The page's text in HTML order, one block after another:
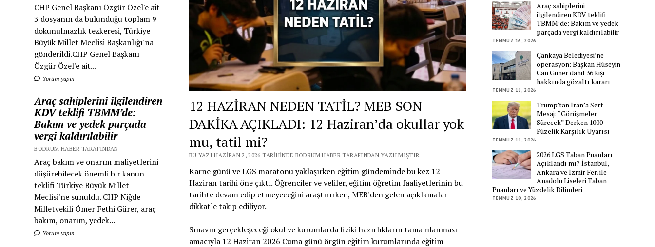
CHP Genel Başkanı Özgür Özel'e ait
3 dosyanın da bulunduğu toplam 9
dokunulmazlık tezkeresi, Türkiye
Büyük Millet Meclisi Başkanlığı'na
gönderildi.CHP Genel Başkanı
Özgür Özel'e ait...
Yorum yapın
Araç sahiplerini ilgilendiren
KDV teklifi TBMM’de:
Bakım ve yedek parçada
vergi kaldırılabilir
BODRUM HABER TARAFINDAN
Araç bakım ve onarım maliyetlerini
düşürebilecek önemli bir kanun
teklifi Türkiye Büyük Millet
Meclisi'ne sunuldu. CHP Niğde
Milletvekili Ömer Fethi Gürer, araç
bakım, onarım, yedek...
Yorum yapın
12 HAZİRAN NEDEN TATİL? MEB SON
DAKİKA AÇIKLADI: 12 Haziran’da okullar yok
mu, tatil mi?
BU YAZI HAZIRAN 2, 2026 TARIHINDE BODRUM HABER TARAFINDAN YAZILMIŞTIR.
Karne günü ve LGS maratonu yaklaşırken eğitim gündeminde bu kez 12
Haziran tarihi öne çıktı. Öğrenciler ve veliler, eğitim öğretim faaliyetlerinin bu
tarihte devam edip etmeyeceğini araştırırken, MEB'den gelen açıklamalar
dikkatle takip ediliyor.
Sınavın gerçekleşeceği okul ve kurumlarda fiziki hazırlıkların tamamlanması
amacıyla 12 Haziran 2026 Cuma günü örgün eğitim kurumlarında eğitim
Araç sahiplerini
ilgilendiren KDV teklifi
TBMM’de: Bakım ve yedek
parçada vergi kaldırılabilir
TEMMUZ 16, 2026
Çankaya Belediyesi’ne
operasyon: Başkan Hüseyin
Can Güner dahil 36 kişi
hakkında gözaltı kararı
TEMMUZ 11, 2026
Trump’tan İran’a Sert
Mesaj: “Görüşmeler
Sürecek” Derken 1000
Füzelik Karşılık Uyarısı
TEMMUZ 11, 2026
2026 LGS Taban Puanları
Açıklandı mı? İstanbul,
Ankara ve İzmir Fen ile
Anadolu Liseleri Taban
Puanları ve Yüzdelik Dilimleri
TEMMUZ 10, 2026